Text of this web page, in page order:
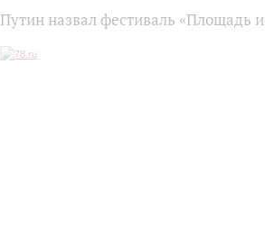
Путин назвал фестиваль «Площадь